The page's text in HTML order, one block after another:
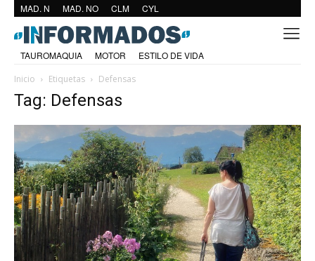
MAD. N MAD. NO CLM CYL
TAUROMAQUIA MOTOR
ESTILO DE VIDA
Inicio
Etiquetas Defensas
Tag: Defensas